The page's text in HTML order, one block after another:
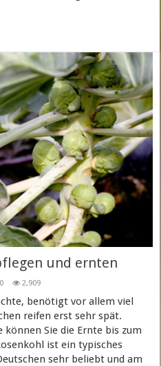
und ernten
0 2,909
benötigt vor allem viel
reifen erst sehr spät.
Sie die Ernte bis zum
ist ein typisches
sehr beliebt und am